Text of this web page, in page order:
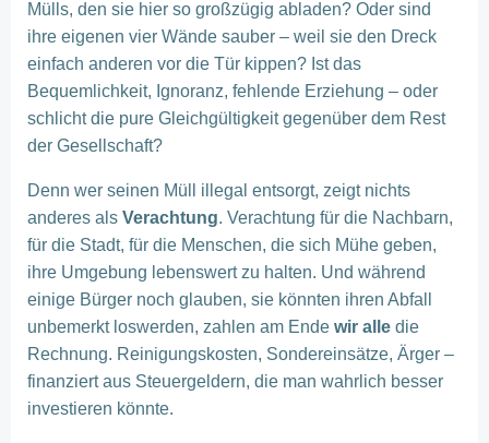
Mülls, den sie hier so großzügig abladen? Oder sind
ihre eigenen vier Wände sauber – weil sie den Dreck
einfach anderen vor die Tür kippen? Ist das
Bequemlichkeit, Ignoranz, fehlende Erziehung – oder
schlicht die pure Gleichgültigkeit gegenüber dem Rest
der Gesellschaft?
Denn wer seinen Müll illegal entsorgt, zeigt nichts
anderes als Verachtung. Verachtung für die Nachbarn,
für die Stadt, für die Menschen, die sich Mühe geben,
ihre Umgebung lebenswert zu halten. Und während
einige Bürger noch glauben, sie könnten ihren Abfall
unbemerkt loswerden, zahlen am Ende wir alle die
Rechnung. Reinigungskosten, Sondereinsätze, Ärger –
finanziert aus Steuergeldern, die man wahrlich besser
investieren könnte.